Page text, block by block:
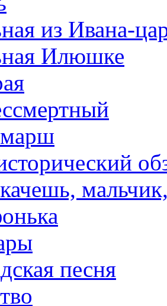
из Ивана-
Илюшке
песня